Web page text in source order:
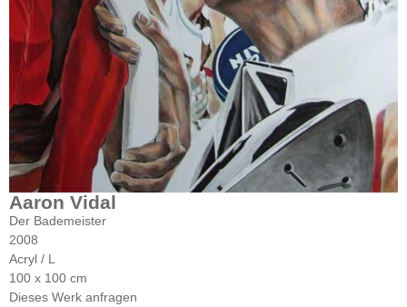
Aaron Vidal
Der Bademeister
2008
Acryl / L
100 x 100 cm
Dieses Werk anfragen